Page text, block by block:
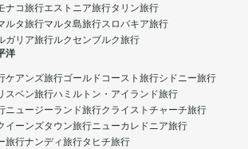
ナコ旅行エストニア旅行タリン旅行
ルタ旅行マルタ島旅行スロバキア旅行
ガリア旅行ルクセンブルク旅行
洋
ケアンズ旅行ゴールドコースト旅行シドニー旅行
スベン旅行ハミルトン・アイランド旅行
ニュージーランド旅行クライストチャーチ旅行
イーンズタウン旅行ニューカレドニア旅行
旅行ナンディ旅行タヒチ旅行